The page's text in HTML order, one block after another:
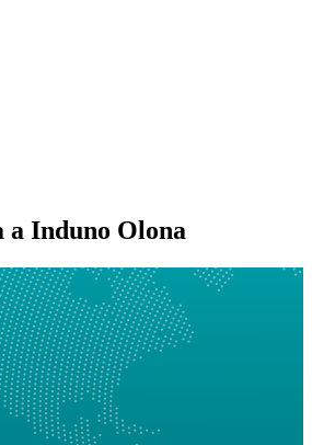
a Induno Olona